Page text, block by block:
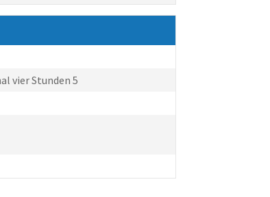
vier Stunden 5